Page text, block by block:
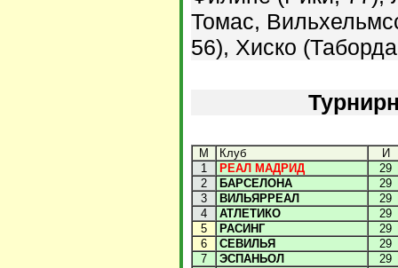
Томас,
56), Хиско
М Клуб
И
1
РЕАЛ МАДРИД
29
2
БАРСЕЛОНА
29
3
ВИЛЬЯРРЕАЛ
29
4
АТЛЕТИКО
29
5
РАСИНГ
29
6
СЕВИЛЬЯ
29
7
ЭСПАНЬОЛ
29